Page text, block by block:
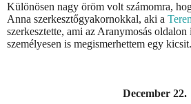
Különösen nagy öröm volt számomra,
Anna szerkesztőgyakornokkal, aki a
szerkesztette, ami az Aranymosás
személyesen is megismerhettem egy kicsit.
December 22.